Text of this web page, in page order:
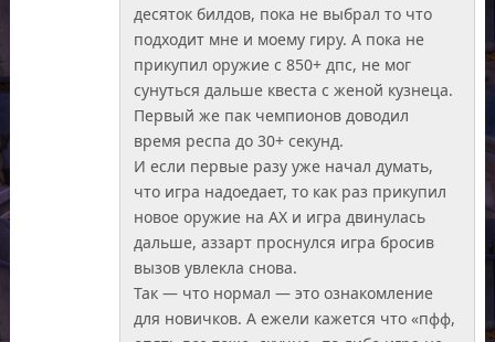
десяток билдов, пока не выбрал то что
подходит мне и моему гиру. А пока не
прикупил оружие с 850+ дпс, не мог
сунуться дальше квеста с женой кузнеца.
Первый же пак чемпионов доводил
время респа до 30+ секунд.
И если первые разу уже начал думать,
что игра надоедает, то как раз прикупил
новое оружие на АХ и игра двинулась
дальше, аззарт проснулся игра бросив
вызов увлекла снова.
Так — что нормал — это ознакомление
для новичков. А ежели кажется что «пфф,